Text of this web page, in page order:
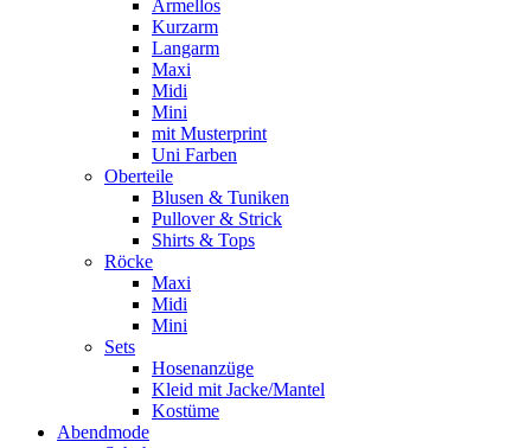
Ärmellos
Kurzarm
Langarm
Maxi
Midi
Mini
mit Musterprint
Uni Farben
Oberteile
Blusen & Tuniken
Pullover & Strick
Shirts & Tops
Röcke
Maxi
Midi
Mini
Sets
Hosenanzüge
Kleid mit Jacke/Mantel
Kostüme
Abendmode